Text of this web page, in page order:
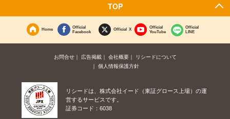
TOP
Home
Official
Facebook
Official X
Official
YouTube
Official
LINE
お問合せ 広告掲載 会社概要
リシードについて
個人情報保護方針
リシードは、株式会社イード（東証グロース上場）の運
営するサービスです。
証券コード：6038